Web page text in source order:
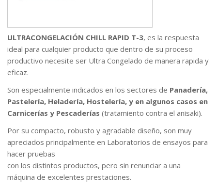
ULTRACONGELACIÓN CHILL RAPID T-3, es la respuesta
ideal para cualquier producto que dentro de su proceso
productivo necesite ser Ultra Congelado de manera rapida y
eficaz.
Son especialmente indicados en los sectores de Panadería,
Pastelería, Heladería, Hostelería, y en algunos casos en
Carnicerías y Pescaderías (tratamiento contra el anisaki).
Por su compacto, robusto y agradable diseño, son muy
apreciados principalmente en Laboratorios de ensayos para
hacer pruebas
con los distintos productos, pero sin renunciar a una
máquina de excelentes prestaciones.